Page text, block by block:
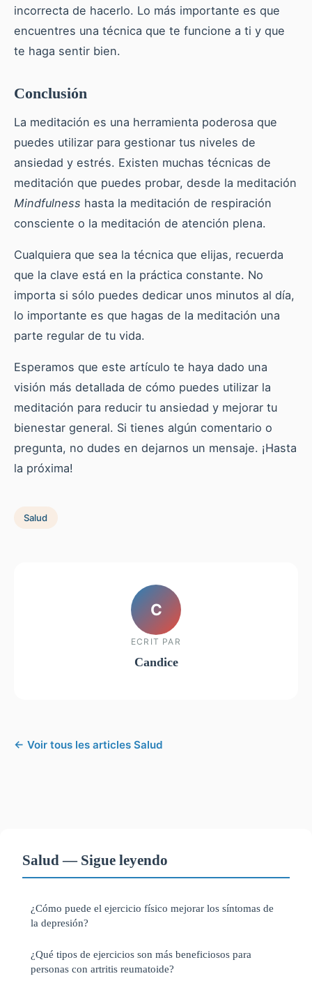
incorrecta de hacerlo. Lo más importante es que
encuentres una técnica que te funcione a ti y que
te haga sentir bien.
Conclusión
La meditación es una herramienta poderosa que
puedes utilizar para gestionar tus niveles de
ansiedad y estrés. Existen muchas técnicas de
meditación que puedes probar, desde la meditación
Mindfulness hasta la meditación de respiración
consciente o la meditación de atención plena.
Cualquiera que sea la técnica que elijas, recuerda
que la clave está en la práctica constante. No
importa si sólo puedes dedicar unos minutos al día,
lo importante es que hagas de la meditación una
parte regular de tu vida.
Esperamos que este artículo te haya dado una
visión más detallada de cómo puedes utilizar la
meditación para reducir tu ansiedad y mejorar tu
bienestar general. Si tienes algún comentario o
pregunta, no dudes en dejarnos un mensaje. ¡Hasta
la próxima!
Salud
C
ECRIT PAR
Candice
← Voir tous les articles Salud
Salud — Sigue leyendo
¿Cómo puede el ejercicio físico mejorar los síntomas de
la depresión?
¿Qué tipos de ejercicios son más beneficiosos para
personas con artritis reumatoide?